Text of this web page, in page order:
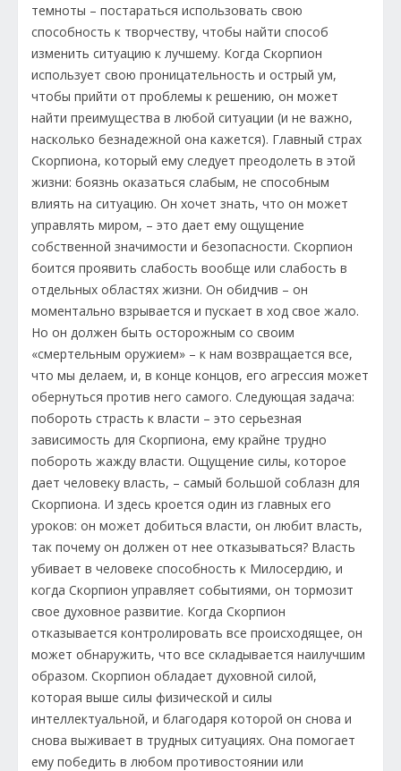
темноты – постараться использовать свою
способность к творчеству, чтобы найти способ
изменить ситуацию к лучшему. Когда Скорпион
использует свою проницательность и острый ум,
чтобы прийти от проблемы к решению, он может
найти преимущества в любой ситуации (и не важно,
насколько безнадежной она кажется). Главный страх
Скорпиона, который ему следует преодолеть в этой
жизни: боязнь оказаться слабым, не способным
влиять на ситуацию. Он хочет знать, что он может
управлять миром, – это дает ему ощущение
собственной значимости и безопасности. Скорпион
боится проявить слабость вообще или слабость в
отдельных областях жизни. Он обидчив – он
моментально взрывается и пускает в ход свое жало.
Но он должен быть осторожным со своим
«смертельным оружием» – к нам возвращается все,
что мы делаем, и, в конце концов, его агрессия может
обернуться против него самого. Следующая задача:
побороть страсть к власти – это серьезная
зависимость для Скорпиона, ему крайне трудно
побороть жажду власти. Ощущение силы, которое
дает человеку власть, – самый большой соблазн для
Скорпиона. И здесь кроется один из главных его
уроков: он может добиться власти, он любит власть,
так почему он должен от нее отказываться? Власть
убивает в человеке способность к Милосердию, и
когда Скорпион управляет событиями, он тормозит
свое духовное развитие. Когда Скорпион
отказывается контролировать все происходящее, он
может обнаружить, что все складывается наилучшим
образом. Скорпион обладает духовной силой,
которая выше силы физической и силы
интеллектуальной, и благодаря которой он снова и
снова выживает в трудных ситуациях. Она помогает
ему победить в любом противостоянии или